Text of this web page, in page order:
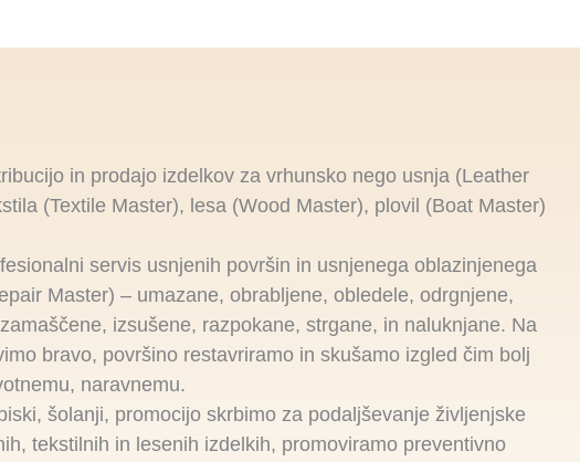
in prodajo izdelkov za vrhunsko nego usnja (Leather
(Textile Master), lesa (Wood Master), plovil (Boat Master)
servis usnjenih površin in usnjenega oblazinjenega
Master) – umazane, obrabljene, obledele, odrgnjene,
izsušene, razpokane, strgane, in naluknjane. Na
bravo, površino restavriramo in skušamo izgled čim bolj
naravnemu.
šolanji, promocijo skrbimo za podaljševanje življenjske
tekstilnih in lesenih izdelkih, promoviramo preventivno